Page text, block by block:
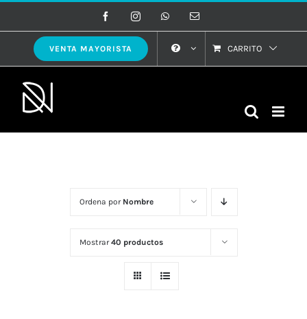
al
contenido
FacebookInstagramWhatsAppCorreo
VENTA MAYORISTA CARRITO
Ordena por Nombre
Mostrar40 productos